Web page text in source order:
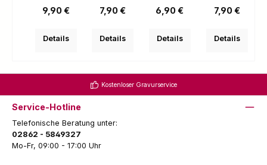
Regulärer Preis:
9,90 €
Details
Regulärer Preis:
7,90 €
Details
Regulärer Preis:
6,90 €
Details
Regulärer
7,90 €
Details
Kostenloser Gravurservice
Service-Hotline
Telefonische Beratung unter:
02862 - 5849327
Mo-Fr, 09:00 - 17:00 Uhr